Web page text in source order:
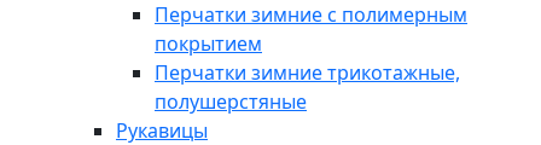
Перчатки зимние с полимерным
покрытием
Перчатки зимние трикотажные,
полушерстяные
Рукавицы